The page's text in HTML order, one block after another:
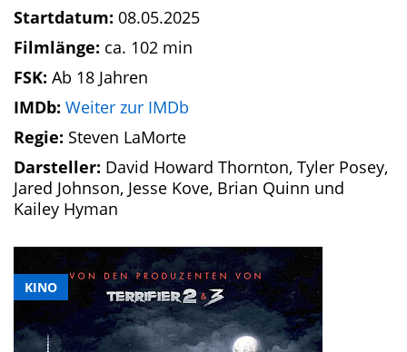
KINO
Startdatum: 08.05.2025
Filmlänge: ca. 102 min
FSK: Ab 18 Jahren
IMDb: Weiter zur IMDb
Regie: Steven LaMorte
Darsteller: David Howard Thornton, Tyler Posey,
Jared Johnson, Jesse Kove, Brian Quinn und
Kailey Hyman